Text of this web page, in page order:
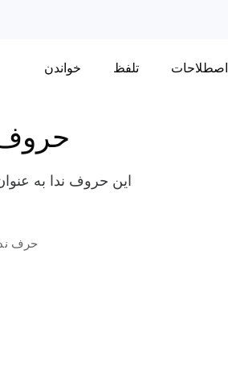
اصطلاحات تلفظ خواندن
حروف
این حروف ندا به
حرف